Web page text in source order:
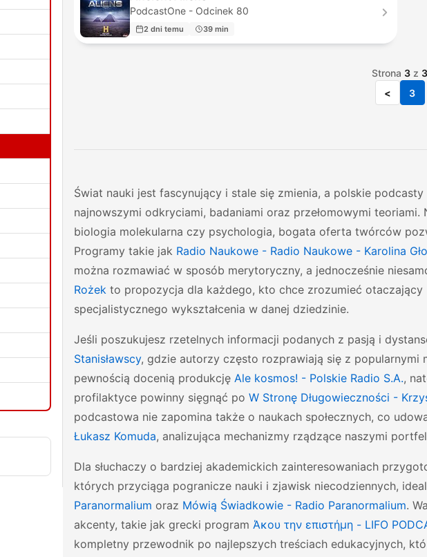
PodcastOne - Odcinek 80
2 dni temu 39 min
Strona 3 z 3
<
3
Świat nauki jest fascynujący i stale się zmienia, a polskie
najnowszymi odkryciami, badaniami oraz przełomowymi
biologia molekularna czy psychologia, bogata oferta twórców
Programy takie jak Radio Naukowe - Radio Naukowe - Karolina
można rozmawiać w sposób merytoryczny, a jednocześnie
Rożek to propozycja dla każdego, kto chce zrozumieć
specjalistycznego wykształcenia w danej dziedzinie.
Jeśli poszukujesz rzetelnych informacji podanych z pasją i
Stanisławscy, gdzie autorzy często rozprawiają się z popularnymi
pewnością docenią produkcję Ale kosmos! - Polskie Radio S.A.,
profilaktyce powinny sięgnąć po W Stronę Długowieczności -
podcastowa nie zapomina także o naukach społecznych, co
Łukasz Komuda, analizująca mechanizmy rządzące naszymi
Dla słuchaczy o bardziej akademickich zainteresowaniach
których przyciąga pogranicze nauki i zjawisk niecodziennych,
Paranormalium oraz Mówią Świadkowie - Radio Paranormalium.
akcenty, takie jak grecki program Άκου την επιστήμη - LIFO
kompletny przewodnik po najlepszych treściach edukacyjnych,